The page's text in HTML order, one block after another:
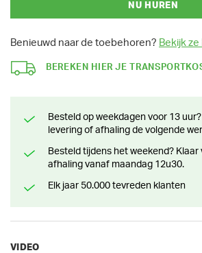
NU HUREN
Benieuwd naar de toebehoren? Bekijk ze
BEREKEN HIER JE
Besteld op weekdagen voor 13 uur? Klaar voor
levering of afhaling de volgende
Besteld tijdens het weekend? Klaar voor levering of
afhaling vanaf maandag 12u30.
Elk jaar 50.000 tevreden klanten
VIDEO